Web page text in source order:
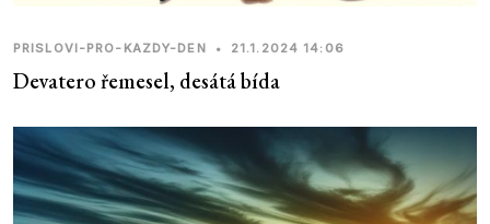
PRISLOVI-PRO-KAZDY-DEN • 21.1.2024 14:06
Devatero řemesel, desátá bída